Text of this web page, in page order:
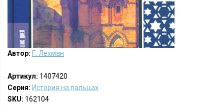
Автор: Г. Лехман
Артикул: 1407420
Серия: История на пальцах
SKU: 162104